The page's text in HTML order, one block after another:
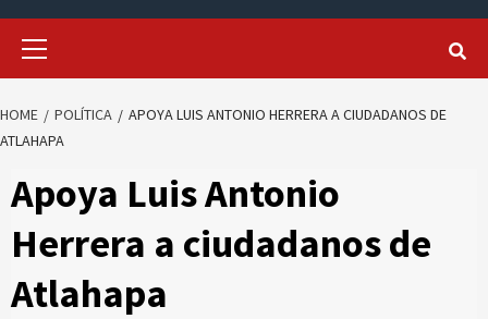
HOME POLÍTICA
APOYA LUIS ANTONIO HERRERA A CIUDADANOS DE
ATLAHAPA
Apoya Luis Antonio
Herrera a ciudadanos de
Atlahapa